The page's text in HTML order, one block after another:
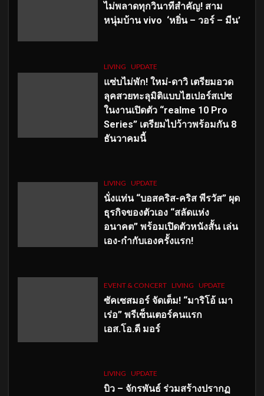
ไม่พลาดทุกวินาทีสำคัญ! สาม
หนุ่มบ้าน vivo ‘หยิ่น – วอร์ – มีน’
LIVING UPDATE
แซ่บไม่พัก! ใหม่-ดาวิ เตรียมอวด
ลุคสวยทะลุมิติแบบไฮเปอร์สเปซ
ในงานเปิดตัว “realme 10 Pro
Series” เตรียมไปว้าวพร้อมกัน 8
ธันวาคมนี้
LIVING UPDATE
นั่งแท่น “บอสคริส-คริส พีรวัส” ผุด
ธุรกิจของตัวเอง “สลัดแห่ง
อนาคต” พร้อมเปิดตัวหนังสั้น เล่น
เอง-กำกับเองครั้งแรก!
EVENT & CONCERT LIVING UPDATE
ซัคเซสมอร์ จัดเต็ม! “มาริโอ้ เมา
เร่อ” พรีเซ็นเตอร์คนแรก
เอส.โอ.ดี มอร์
LIVING UPDATE
บิว – จักรพันธ์ ร่วมสร้างปรากฏ